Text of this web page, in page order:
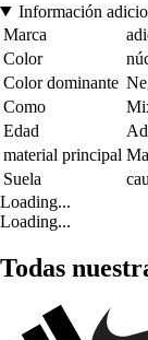
Información
Marca
Color
Color dominante
Como
Edad
material principal
Suela
Loading...
Loading...
Todas